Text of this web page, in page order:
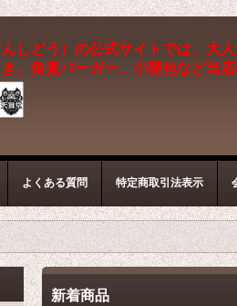
しどう）の公式サイトでは、大
き、角煮バーガー、小龍包など当
よくある質問 特定商取引法表示
新着商品